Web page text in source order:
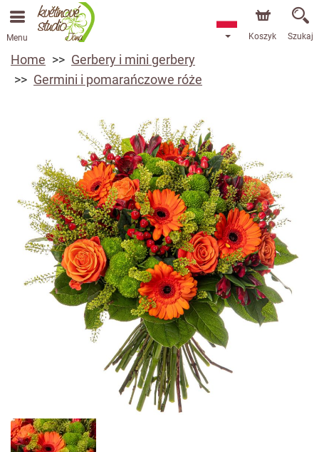
Menu Koszyk Szukaj
Home
Gerbery i mini gerbery
Germini i pomarańczowe róże